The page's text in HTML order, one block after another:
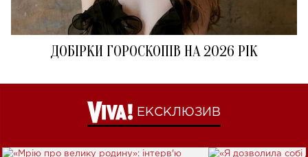
ДОБІРКИ ГОРОСКОПІВ НА 2026 РІК
ЕКСКЛЮЗИВ